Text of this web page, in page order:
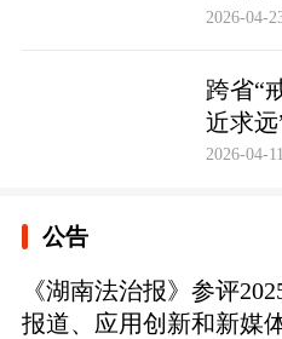
2026-04-
跨省“
近求远
2026-04-11
公告
《湖南法治报》参评
报道、应用创新和新媒